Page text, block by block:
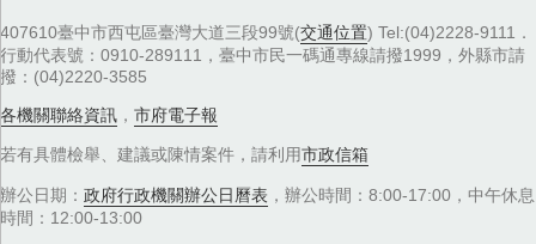
407610臺中市西屯區臺灣大道三段99號(交通位置) Tel:(04)2228-9111．
行動代表號：0910-289111，臺中市民一碼通專線請撥1999，外縣市請
撥：(04)2220-3585
各機關聯絡資訊 ， 市府電子報
若有具體檢舉、建議或陳情案件，請利用市政信箱
辦公日期： 政府行政機關辦公日曆表 ，辦公時間：8:00-17:00，中午休息
時間：12:00-13:00